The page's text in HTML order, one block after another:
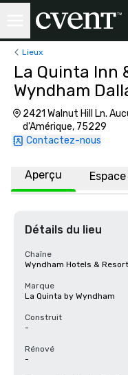
Lieux
La Quinta Inn
Wyndham
Hill Ln
2421 Walnut Hill Ln.
d'Amérique, 75229
Contactez-nous
Aperçu
Détails du lieu
Chaîne
Wyndham Hotels &
Marque
La Quinta by Wyndham
Construit
-
Rénové
-